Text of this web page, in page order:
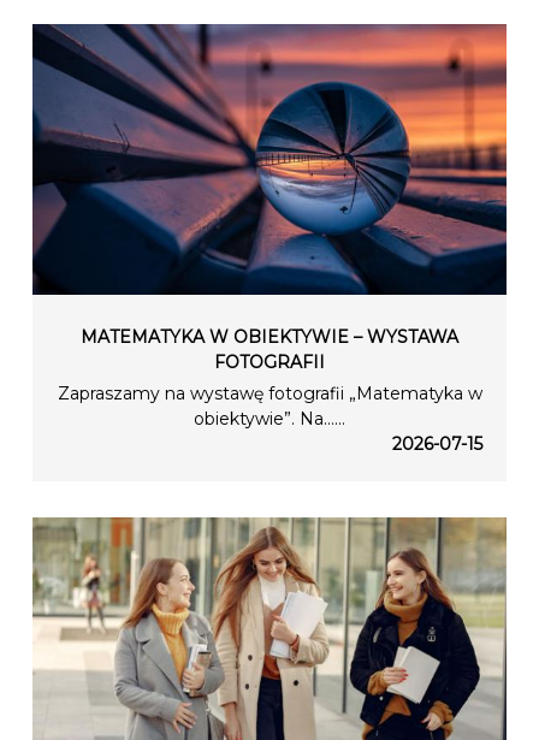
MATEMATYKA W OBIEKTYWIE – WYSTAWA
FOTOGRAFII
Zapraszamy na wystawę fotografii „Matematyka w
obiektywie”. Na…...
2026-07-15